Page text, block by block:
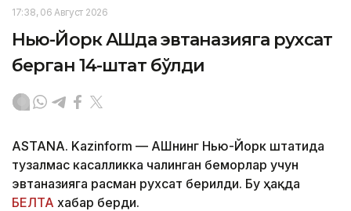
17:38, 06 Август 2026
Нью-Йорк АҚШда эвтаназияга рухсат
берган 14-штат бўлди
ASTANA. Kazinform — АҚШнинг Нью-Йорк штатида
тузалмас касалликка чалинган беморлар учун
эвтаназияга расман рухсат берилди. Бу ҳақда
БЕЛТА хабар берди.